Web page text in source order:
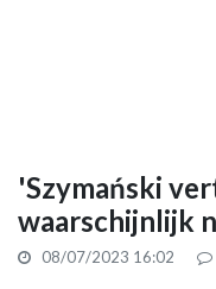
'Szymański
waarschijnlijk
08/07/2023 16:02